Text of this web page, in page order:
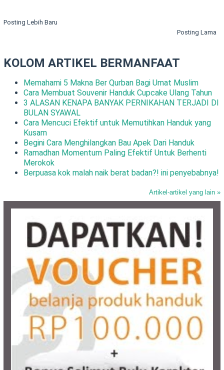
Posting Lebih Baru
Posting Lama
KOLOM ARTIKEL BERMANFAAT
Memahami 5 Makna Ber Qurban Bagi Umat Muslim
Cara Membuat Souvenir Handuk Cupcake Ulang Tahun
3 ALASAN KENAPA BANYAK PERNIKAHAN TERJADI DI
BULAN SYAWAL
Cara Mencuci Efektif untuk Memutihkan Handuk yang
Kusam
Begini Cara Menghilangkan Bau Apek Dari Handuk
Ramadhan Momentum Paling Efektif Untuk Berhenti
Merokok
Berpuasa kok malah naik berat badan?! ini penyebabnya!
Artikel-artikel yang lain »